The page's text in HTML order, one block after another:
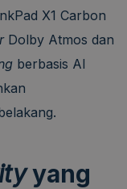
X1 Carbon
Dolby Atmos dan
berbasis AI
yang